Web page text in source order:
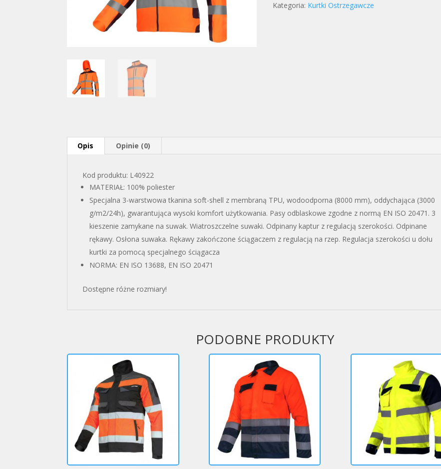
Kategoria: Kurtki Ostrzegawcze
Opis Opinie (0)
Kod produktu: L40922
MATERIAŁ: 100% poliester
Specjalna 3-warstwowa tkanina soft-shell z membraną TPU, wodoodporna (8000 mm), oddychająca (3000
g/m2/24h), gwarantująca wysoki komfort użytkowania. Pasy odblaskowe zgodne z normą EN ISO 20471. 3
kieszenie zamykane na suwak. Wiatroszczelne suwaki. Odpinany kaptur z regulacją szerokości. Odpinane
rękawy. Osłona suwaka. Rękawy zakończone ściągaczem z regulacją na rzep. Regulacja szerokości u dołu
kurtki za pomocą specjalnego ściągacza
NORMA: EN ISO 13688, EN ISO 20471
Dostępne różne rozmiary!
PODOBNE PRODUKTY